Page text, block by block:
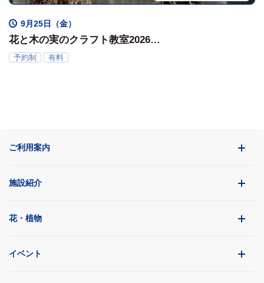
9月25日（金）
花と木の実のクラフト教室2026
「木の実のリース」
予約制 有料
ご利用案内
施設紹介
花・植物
イベント